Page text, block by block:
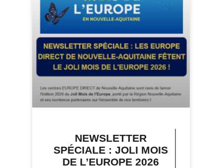
NEWSLETTER
SPÉCIALE : JOLI MOIS
DE L’EUROPE 2026